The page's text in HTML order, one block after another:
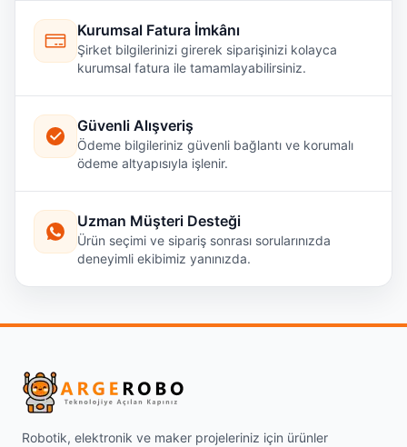
Kurumsal Fatura İmkânı
Şirket bilgilerinizi girerek siparişinizi kolayca
kurumsal fatura ile tamamlayabilirsiniz.
Güvenli Alışveriş
Ödeme bilgileriniz güvenli bağlantı ve korumalı
ödeme altyapısıyla işlenir.
Uzman Müşteri Desteği
Ürün seçimi ve sipariş sonrası sorularınızda
deneyimli ekibimiz yanınızda.
Robotik, elektronik ve maker projeleriniz için ürünler